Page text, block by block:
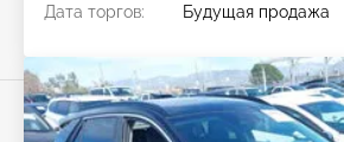
Дата торгов:
Будущая продажа